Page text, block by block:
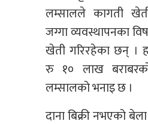
लम्सालले कागती
जग्गा व्यवस्थापनका
खेती गरिरहेका छन् ।
रु १० लाख
लम्सालको भनाइ छ ।
दाना बिक्री नभएको